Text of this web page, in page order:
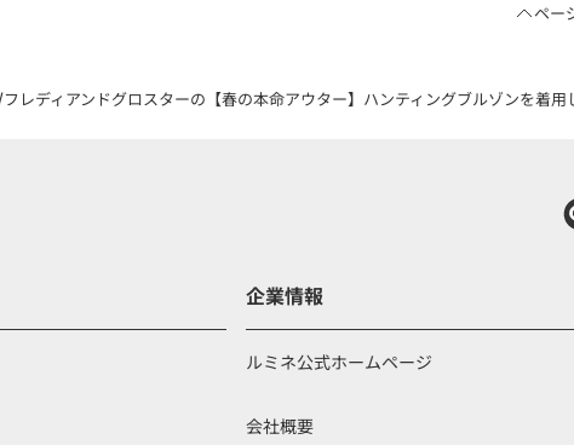
ペー
フレディアンドグロスターの【春の本命アウター】ハンティングブルゾンを着
企業情報
ルミネ公式ホームページ
会社概要